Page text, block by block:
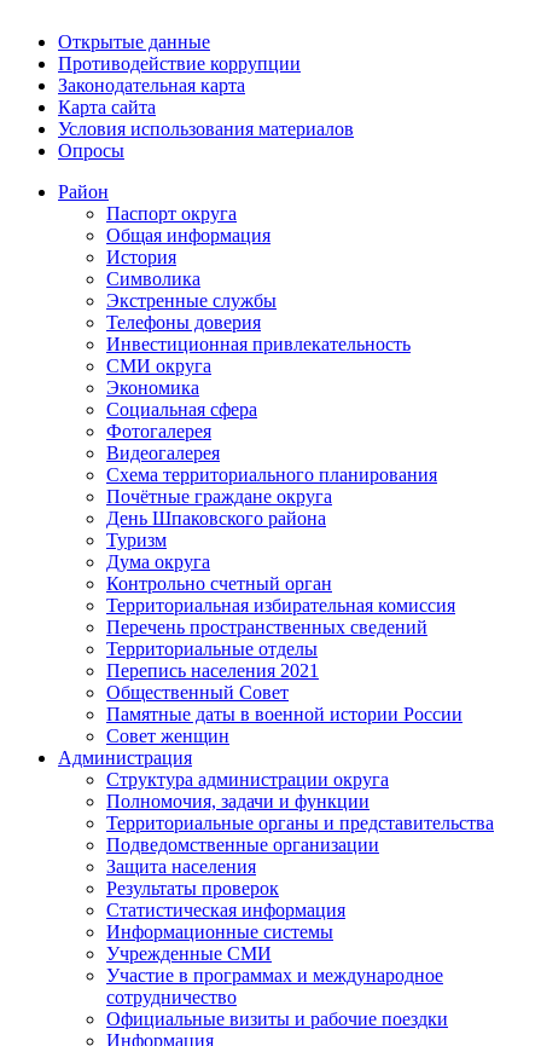
Открытые данные
Противодействие коррупции
Законодательная карта
Карта сайта
Условия использования материалов
Опросы
Район
Паспорт округа
Общая информация
История
Символика
Экстренные службы
Телефоны доверия
Инвестиционная привлекательность
СМИ округа
Экономика
Социальная сфера
Фотогалерея
Видеогалерея
Схема территориального планирования
Почётные граждане округа
День Шпаковского района
Туризм
Дума округа
Контрольно счетный орган
Территориальная избирательная комиссия
Перечень пространственных сведений
Территориальные отделы
Перепись населения 2021
Общественный Совет
Памятные даты в военной истории России
Совет женщин
Администрация
Структура администрации округа
Полномочия, задачи и функции
Территориальные органы и представительства
Подведомственные организации
Защита населения
Результаты проверок
Статистическая информация
Информационные системы
Учрежденные СМИ
Участие в программах и международное
сотрудничество
Официальные визиты и рабочие поездки
Информация